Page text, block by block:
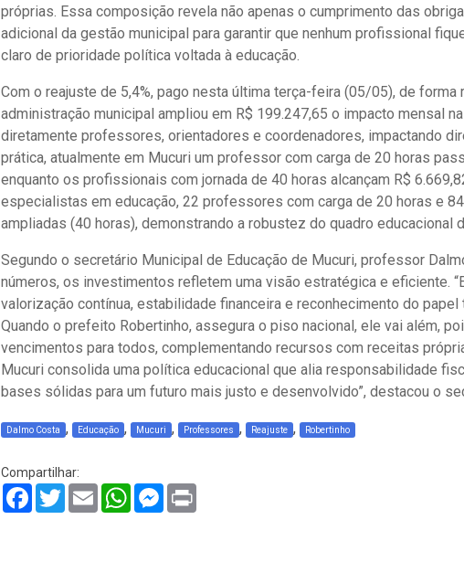
próprias. Essa composição revela não apenas o cumprimento das
adicional da gestão municipal para garantir que nenhum profissional
claro de prioridade política voltada à educação.
Com o reajuste de 5,4%, pago nesta última terça-feira (05/05), de forma
administração municipal ampliou em R$ 199.247,65 o impacto mensal
diretamente professores, orientadores e coordenadores, impactando
prática, atualmente em Mucuri um professor com carga de 20 horas
enquanto os profissionais com jornada de 40 horas alcançam R$
especialistas em educação, 22 professores com carga de 20 horas e
ampliadas (40 horas), demonstrando a robustez do quadro educacional
Segundo o secretário Municipal de Educação de Mucuri, professor
números, os investimentos refletem uma visão estratégica e eficiente.
valorização contínua, estabilidade financeira e reconhecimento do papel
Quando o prefeito Robertinho, assegura o piso nacional, ele vai além,
vencimentos para todos, complementando recursos com receitas
Mucuri consolida uma política educacional que alia responsabilidade
bases sólidas para um futuro mais justo e desenvolvido”, destacou o
Dalmo Costa , Educação , Mucuri , Professores , Reajuste , Robertinho
Compartilhar:
Facebook
TwitterEmail WhatsAppMessenger